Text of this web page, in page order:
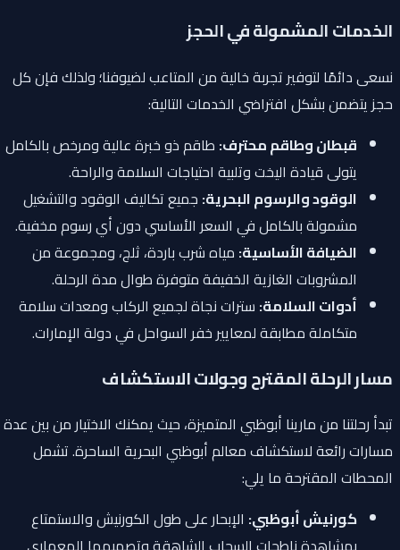
الخدمات المشمولة في الحجز
نسعى دائمًا لتوفير تجربة خالية من المتاعب لضيوفنا؛ ولذلك فإن كل
حجز يتضمن بشكل افتراضي الخدمات التالية:
قبطان وطاقم محترف:طاقم ذو خبرة عالية ومرخص بالكامل
يتولى قيادة اليخت وتلبية احتياجات السلامة والراحة.
الوقود والرسوم البحرية:جميع تكاليف الوقود والتشغيل
مشمولة بالكامل في السعر الأساسي دون أي رسوم مخفية.
الضيافة الأساسية:مياه شرب باردة، ثلج، ومجموعة من
المشروبات الغازية الخفيفة متوفرة طوال مدة الرحلة.
أدوات السلامة:سترات نجاة لجميع الركاب ومعدات سلامة
متكاملة مطابقة لمعايير خفر السواحل في دولة الإمارات.
مسار الرحلة المقترح وجولات الاستكشاف
تبدأ رحلتنا من مارينا أبوظبي المتميزة، حيث يمكنك الاختيار من بين عدة
مسارات رائعة لاستكشاف معالم أبوظبي البحرية الساحرة. تشمل
المحطات المقترحة ما يلي:
كورنيش أبوظبي:الإبحار على طول الكورنيش والاستمتاع